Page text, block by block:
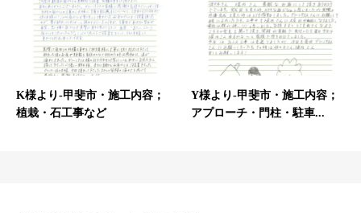
K様より-甲斐市・施工内容；
植栽・石工事など
Y様より-甲斐市・施工内容；
アプローチ・門柱・駐車...